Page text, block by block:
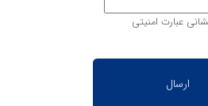
عبارت امنیتی